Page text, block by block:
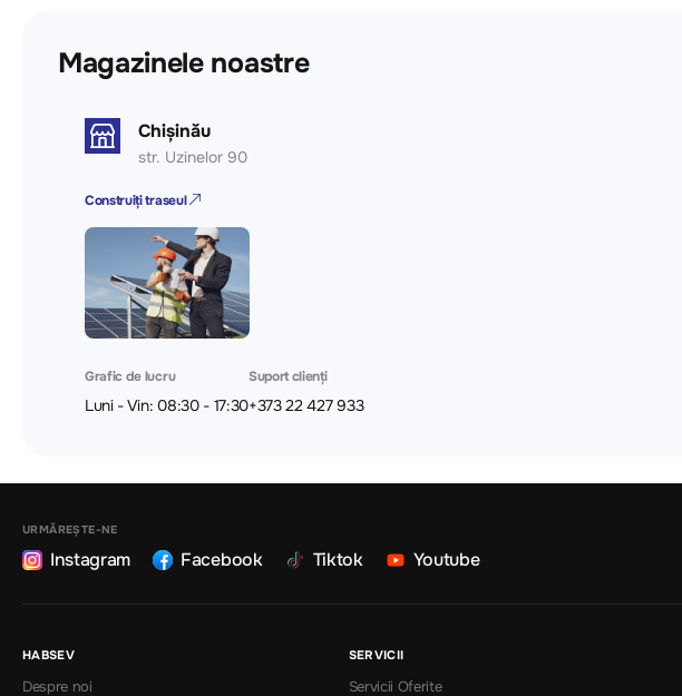
Magazinele noastre
Chișinău
str. Uzinelor 90
Construiți traseul
Grafic de lucru
Luni - Vin: 08:30 - 17:30
Suport clienți
+373 22 427 933
URMĂREȘTE-NE
Instagram Facebook Tiktok Youtube
HABSEV
Despre noi
SERVICII
Servicii Oferite